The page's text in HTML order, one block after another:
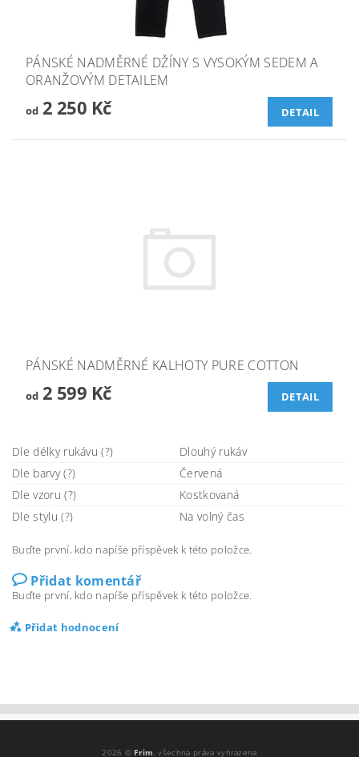
PÁNSKÉ NADMĚRNÉ DŽÍNY S VYSOKÝM SEDEM A
ORANŽOVÝM DETAILEM
od2 250 Kč DETAIL
PÁNSKÉ NADMĚRNÉ KALHOTY PURE COTTON
od2 599 Kč DETAIL
Dle délky rukávu (?)
Dlouhý rukáv
Dle barvy (?)
Červená
Dle vzoru (?)
Kostkovaná
Dle stylu (?)
Na volný čas
Buďte první, kdo napíše příspěvek k této položce.
Přidat komentář
Buďte první, kdo napíše příspěvek k této položce.
Přidat hodnocení
2026 © Frim , všechna práva vyhrazena